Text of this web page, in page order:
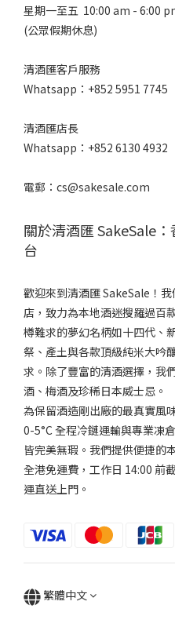
星期一至五 10:00 am - 6:00
(公眾假期休息)
清酒匯客戶服務
Whatsapp：+852 5951 7745
清酒匯店長
Whatsapp：+852 6130 4932
電郵：cs@sakesale.com
關於清酒匯 SakeSale
台
歡迎來到清酒匯 SakeSale！
店，致力為本地酒迷搜羅過百
樽難求的夢幻名柄如十四代、
祭、產土與各款頂級純米大吟
求。除了豐富的清酒選擇，我
酒、梅酒及珍稀日本威士忌。
為保留酒造剛出廠的最真實風
0-5°C 全程冷鏈運輸與專業凍
皆完美無瑕。我們提供便捷的
全港免運費，工作日 14:00 前
運直送上門。
繁體中文